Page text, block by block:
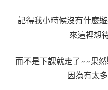
記得我小時候沒有什麼
來這裡想
而不是下課就走了~~果
因為有太